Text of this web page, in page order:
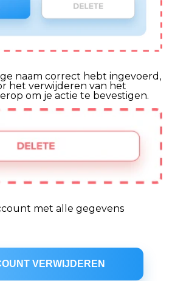
naam correct hebt ingevoerd,
het verwijderen van het
om je actie te bevestigen.
met alle gegevens
VERWIJDEREN